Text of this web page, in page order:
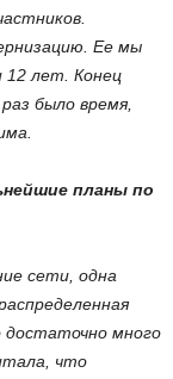
Ее мы
12 лет. Конец
было время,
планы по
сети, одна
достаточно много
что